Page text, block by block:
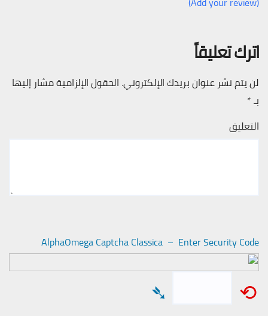
اترك تعليقاً
لن يتم نشر عنوان بريدك الإلكتروني. الحقول الإلزامية مشار إليها
بـ*
التعليق
AlphaOmega Captcha Classica – Enter Security Code
⟲
➴